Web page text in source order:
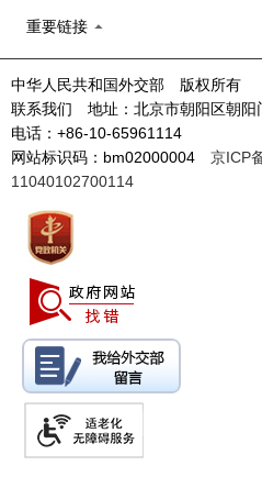
重要链接
中华人民共和国外交部 版权所有
联系我们 地址：北京市朝阳区朝
电话：+86-10-65961114
网站标识码：bm02000004 京ICP
11040102700114